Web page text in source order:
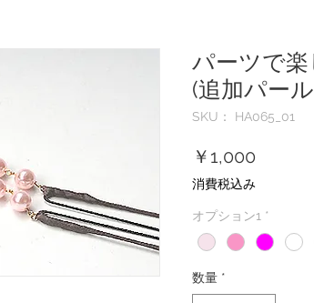
パーツで楽
(追加パー
SKU： HA065_01
￥1,000
消費税込み
オプション1 *
数量 *